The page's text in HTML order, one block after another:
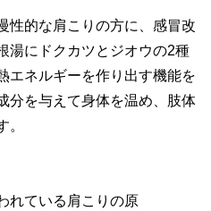
性的な肩こりの方に、感冒改
湯にドクカツとジオウの2種
エネルギーを作り出す機能を
分を与えて身体を温め、肢体
。
れている肩こりの原